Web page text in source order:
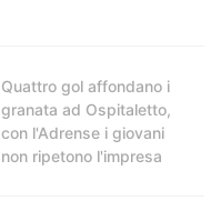
Quattro gol affondano i
granata ad Ospitaletto,
con l'Adrense i giovani
non ripetono l'impresa